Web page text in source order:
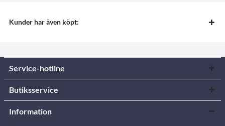
Kunder har även köpt:
Service-hotline
Butiksservice
Information